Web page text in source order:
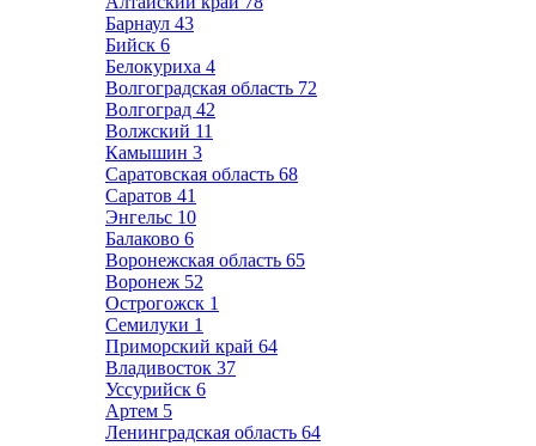
Барнаул 43
Бийск 6
Белокуриха 4
Волгоградская область 72
Волгоград 42
Волжский 11
Камышин 3
Саратовская область 68
Саратов 41
Энгельс 10
Балаково 6
Воронежская область 65
Воронеж 52
Острогожск 1
Семилуки 1
Приморский край 64
Владивосток 37
Уссурийск 6
Артем 5
Ленинградская область 64